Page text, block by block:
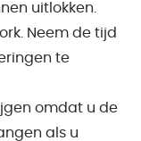
uitlokken.
Neem de tijd
te
omdat u de
als u